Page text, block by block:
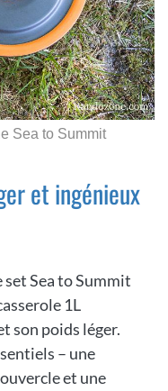
Sea to Summit
et ingénieux
set Sea to Summit
1L
son poids léger.
– une
et une